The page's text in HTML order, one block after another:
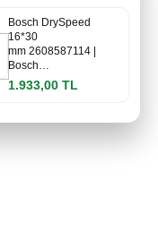
Bosch DrySpeed
16*30
mm 2608587114 |
Bosch…
1.933,00 TL